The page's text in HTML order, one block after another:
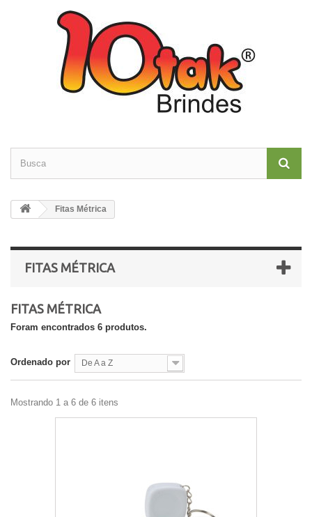
Fitas Métrica
FITAS MÉTRICA
FITAS MÉTRICA
Foram encontrados 6 produtos.
Ordenado por De A a Z
Mostrando 1 a 6 de 6 itens